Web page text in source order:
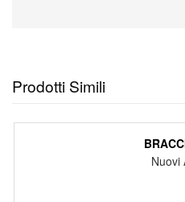
Prodotti Simili
Nuovi